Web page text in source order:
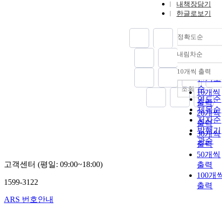
내책장담기
한글로보기
정확도순
정확도
순
인기도
순
연도순
제목순
저자순
발행기
관순
내림차순
내림
10개씩 출력
10개씩
출력
20개씩
출력
30개씩
출력
50개씩
출력
100개
출력
조회
고객센터 (평일: 09:00~18:00)
1599-3122
ARS 번호안내